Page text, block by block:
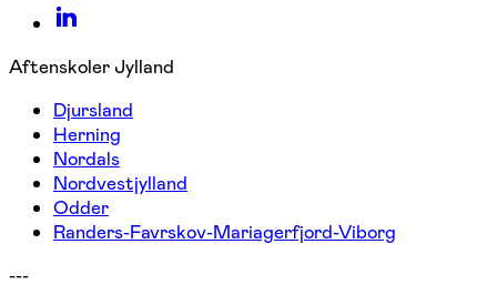
Aftenskoler Jylland
Djursland
Herning
Nordals
Nordvestjylland
Odder
Randers-Favrskov-Mariagerfjord-Viborg
---